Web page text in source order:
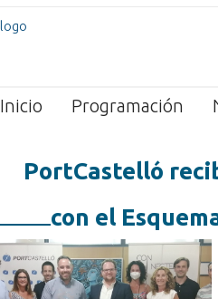
Inicio Programación
PortCastelló
con el